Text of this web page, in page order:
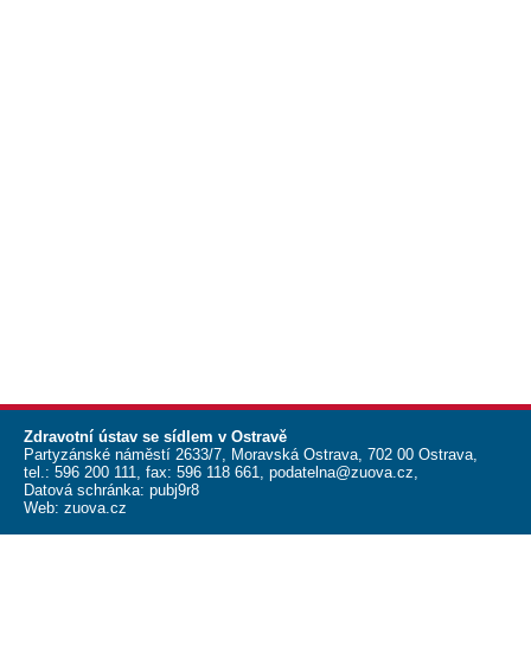
Zdravotní ústav se sídlem v Ostravě
Partyzánské náměstí 2633/7, Moravská Ostrava, 702 00 Ostrava,
tel.: 596 200 111, fax: 596 118 661, podatelna@zuova.cz,
Datová schránka: pubj9r8
Web: zuova.cz